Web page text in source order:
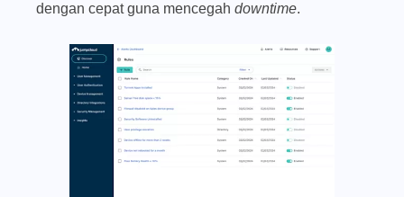
dengan cepat guna mencegah downtime.